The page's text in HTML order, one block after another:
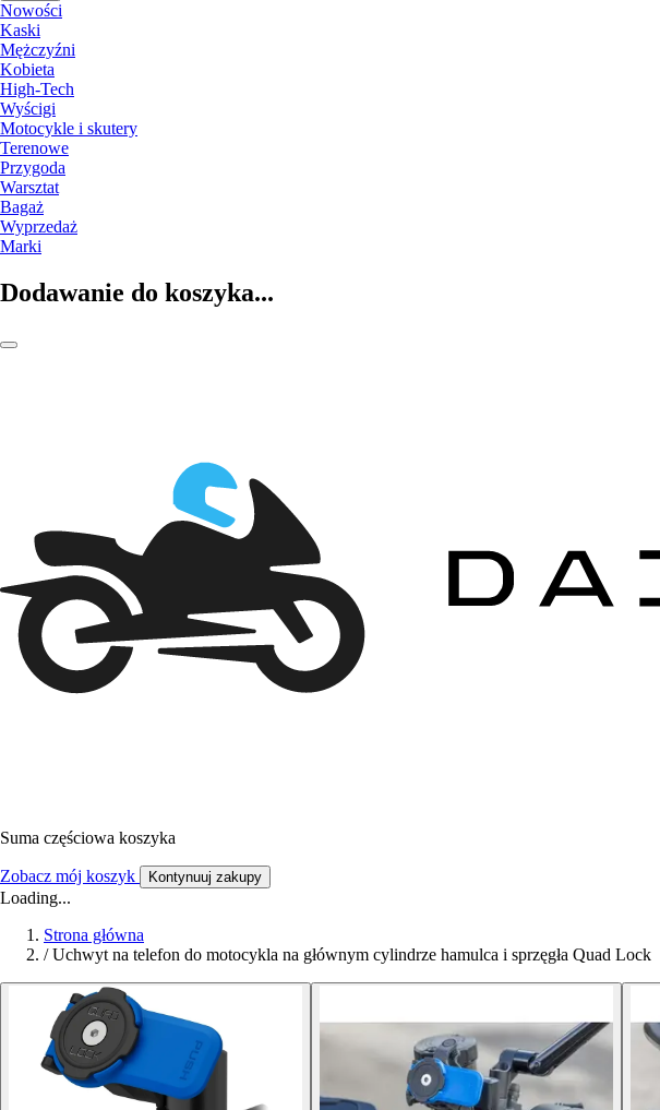
Nowości
Kaski
Mężczyźni
Kobieta
High-Tech
Wyścigi
Motocykle i skutery
Terenowe
Przygoda
Warsztat
Bagaż
Wyprzedaż
Marki
Dodawanie do koszyka...
Suma częściowa koszyka
Zobacz mój koszyk Kontynuuj zakupy
Loading...
Strona główna
/ Uchwyt na telefon do motocykla na głównym cylindrze hamulca i sprzęgła Quad Lock